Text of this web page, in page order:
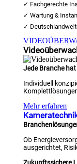
✓ Fachgerechte
✓ Wartung &
✓
Jede Branche
Individuell
Mehr erfahren
Ob
ausgerichtet,